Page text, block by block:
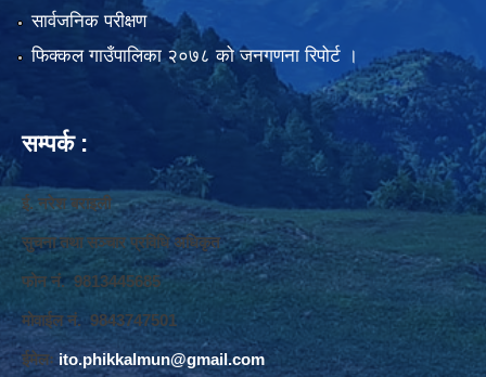
सार्वजनिक परीक्षण
फिक्कल गाउँपालिका २०७८ को जनगणना रिपोर्ट ।
सम्पर्क :
ई. नरेश बराइली
सुचना तथा सञ्‍चार प्रविधि अधिकृत
फोन नं. 9813445685
मोवाईल नं. 9843747501
ईमेलः ito.phikkalmun@gmail.com